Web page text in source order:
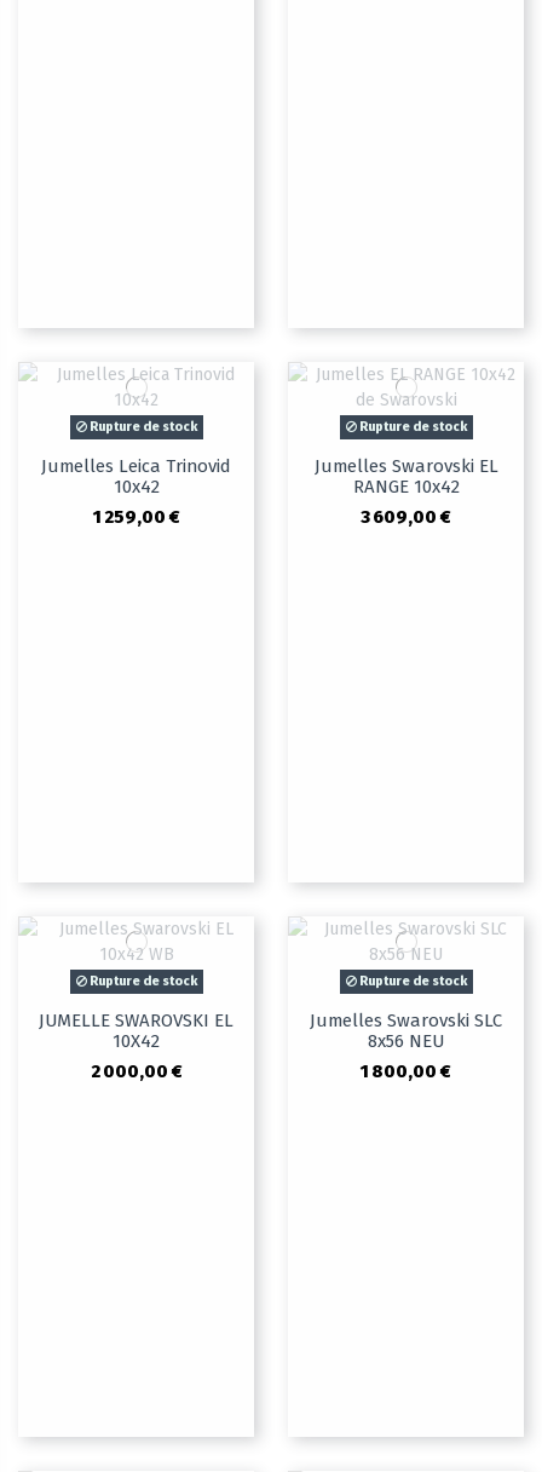
Rupture de stock
Jumelles Leica Trinovid
10x42
1 259,00 €
Rupture de stock
Jumelles Swarovski EL
RANGE 10x42
3 609,00 €
Rupture de stock
JUMELLE SWAROVSKI EL
10X42
2 000,00 €
Rupture de stock
Jumelles Swarovski SLC
8x56 NEU
1 800,00 €